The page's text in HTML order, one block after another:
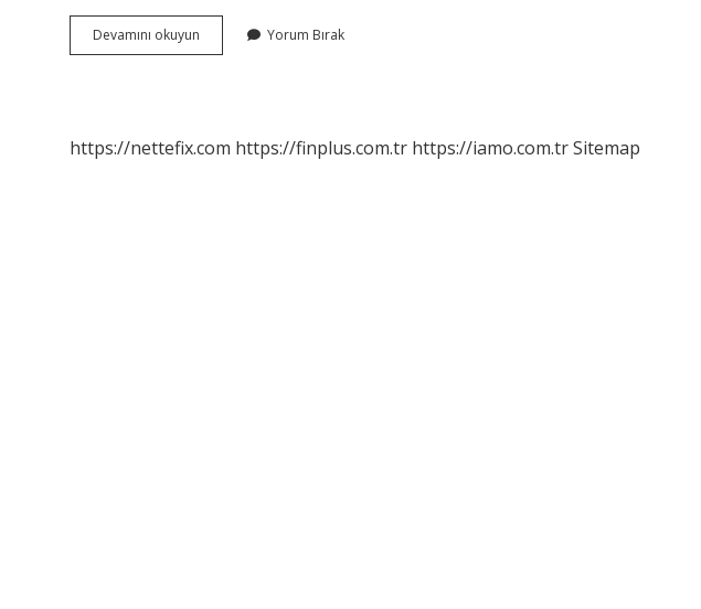
Devamını okuyun
Türü
Yorum Bırak
https://nettefix.com https://finplus.com.tr https://iamo.com.trSitemap